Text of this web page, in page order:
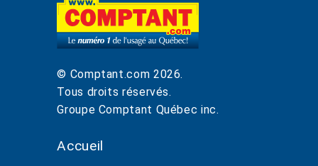
© Comptant.com 2026.
Tous droits réservés.
Groupe Comptant Québec inc.
Accueil